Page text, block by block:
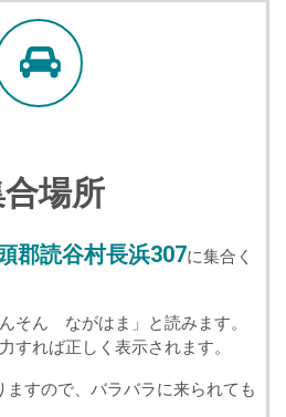
場所
郡読谷村長浜307に集合く
そん ながはま」と読みます。
すれば正しく表示されます。
すので、バラバラに来られても